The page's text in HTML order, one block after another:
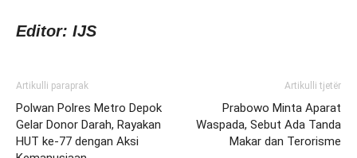
Editor: IJS
Artikulli paraprak
Polwan Polres Metro Depok
Gelar Donor Darah, Rayakan
HUT ke-77 dengan Aksi
Artikulli tjetër
Prabowo Minta Aparat
Waspada, Sebut Ada Tanda
Makar dan Terorisme